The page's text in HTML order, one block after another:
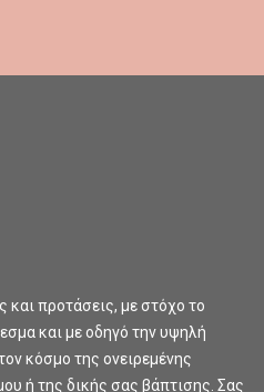
και προτάσεις, με στόχο το
και με οδηγό την υψηλή
κόσμο της ονειρεμένης
ή της δικής σας βάπτισης. Σας